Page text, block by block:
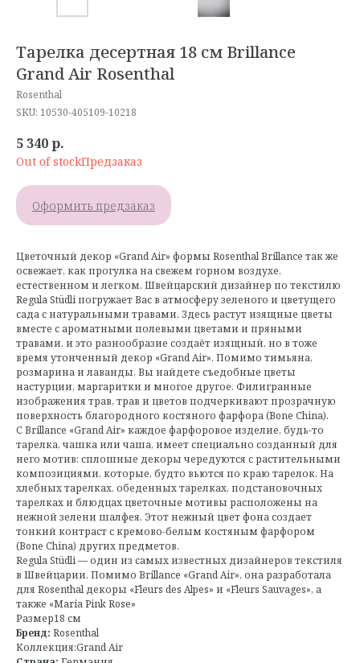
Тарелка десертная 18 см Brillance
Grand Air Rosenthal
Rosenthal
SKU: 10530-405109-10218
5 340р.
Out of stock
Оформить предзаказ
Цветочный декор «Grand Air» формы Rosenthal Brillance так же
освежает, как прогулка на свежем горном воздухе,
естественном и легком. Швейцарский дизайнер по текстилю
Regula Stüdli погружает Вас в атмосферу зеленого и цветущего
сада с натуральными травами. Здесь растут изящные цветы
вместе с ароматными полевыми цветами и пряными
травами, и это разнообразие создаёт изящный, но в тоже
время утонченный декор «Grand Air». Помимо тимьяна,
розмарина и лаванды, Вы найдете съедобные цветы
настурции, маргаритки и многое другое. Филигранные
изображения трав, трав и цветов подчеркивают прозрачную
поверхность благородного костяного фарфора (Bone China).
С Brillance «Grand Air» каждое фарфоровое изделие, будь-то
тарелка, чашка или чаша, имеет специально созданный для
него мотив: сплошные декоры чередуются с растительными
композициями, которые, будто вьются по краю тарелок. На
хлебных тарелках, обеденных тарелках, подстановочных
тарелках и блюдцах цветочные мотивы расположены на
нежной зелени шалфея. Этот нежный цвет фона создает
тонкий контраст с кремово-белым костяным фарфором
(Bone China) других предметов.
Regula Stüdli — один из самых известных дизайнеров текстиля
в Швейцарии. Помимо Brillance «Grand Air», она разработала
для Rosenthal декоры «Fleurs des Alpes» и «Fleurs Sauvages», а
также «Maria Pink Rose»
Размер18 см
Бренд: Rosenthal
Коллекция:Grand Air